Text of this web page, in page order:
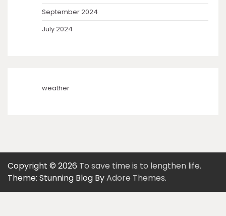
September 2024
July 2024
weather
Copyright © 2026 To save time is to lengthen life.
Theme: Stunning Blog ByAdore Themes.